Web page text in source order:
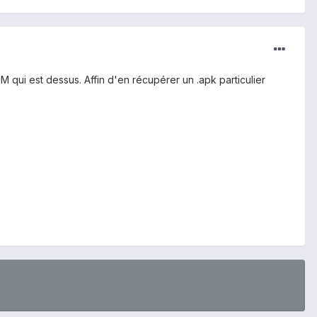
qui est dessus. Affin d'en récupérer un .apk particulier